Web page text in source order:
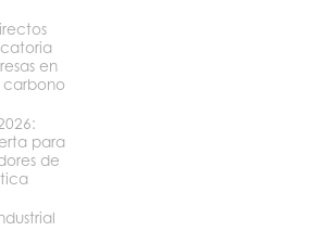
en
carbono
para
de